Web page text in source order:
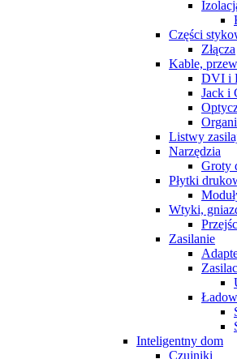
Części
Złącza
Kable,
DVI i
Jack i
Listwy
Narzędzia
Groty
Płytki
Wtyki,
Zasilanie
Inteligentny dom
Czujniki